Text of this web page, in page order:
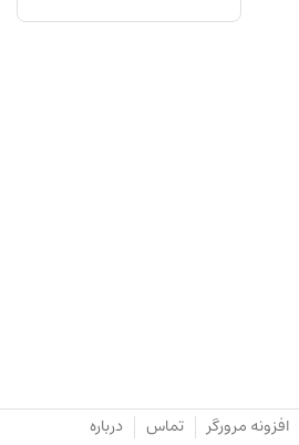
افزونه مرورگر تماس درباره